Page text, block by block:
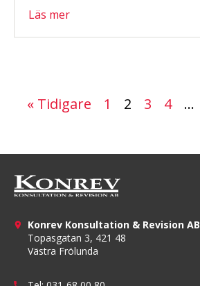
Läs mer
« Tidigare 1 2 3 4 …
Konrev Konsultation & Revision AB
Topasgatan 3, 421 48
Västra Frölunda